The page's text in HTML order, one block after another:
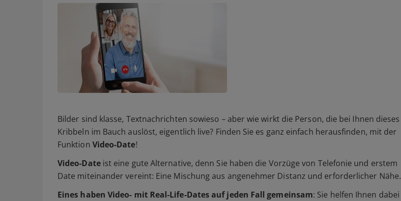
Bilder sind klasse, Textnachrichten sowieso – aber wie wirkt die Person, die bei Ihnen dieses
Kribbeln im Bauch auslöst, eigentlich live? Finden Sie es ganz einfach herausfinden, mit der
Funktion Video-Date!
Video-Dateist eine gute Alternative, denn Sie haben die Vorzüge von Telefonie und erstem
Date miteinander vereint: Eine Mischung aus angenehmer Distanz und erforderlicher Nähe.
Eines haben Video- mit Real-Life-Dates auf jeden Fall gemeinsam: Sie helfen Ihnen dabei